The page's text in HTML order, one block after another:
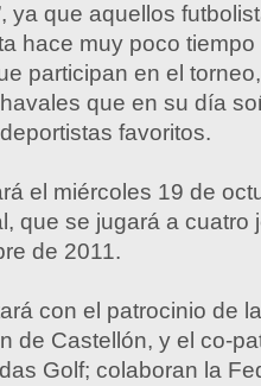
ya que aquellos
hace muy poco
participan en el
que en su día
favoritos.
el miércoles 19 de
que se jugará a cuatro
de 2011.
con el patrocinio de
de Castellón, y el co-
Golf; colaboran la